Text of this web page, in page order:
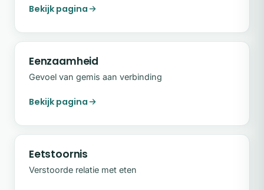
Bekijk pagina
Eenzaamheid
Gevoel van gemis aan verbinding
Bekijk pagina
Eetstoornis
Verstoorde relatie met eten